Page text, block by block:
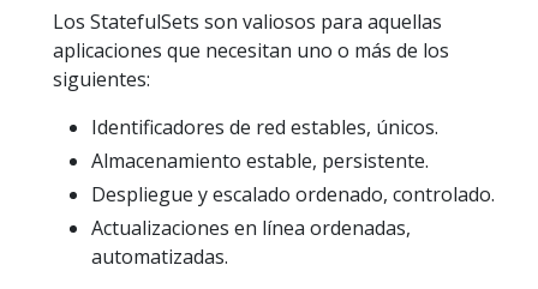
Los StatefulSets son valiosos para aquellas
aplicaciones que necesitan uno o más de los
siguientes:
Identificadores de red estables, únicos.
Almacenamiento estable, persistente.
Despliegue y escalado ordenado, controlado.
Actualizaciones en línea ordenadas,
automatizadas.